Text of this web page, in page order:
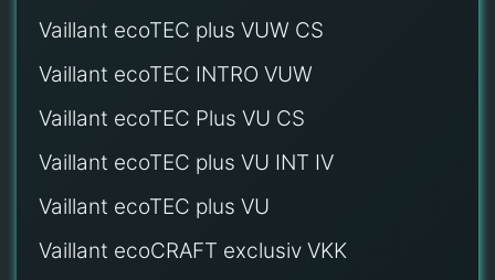
Vaillant ecoTEC plus VUW CS
Vaillant ecoTEC INTRO VUW
Vaillant ecoTEC Plus VU CS
Vaillant ecoTEC plus VU INT IV
Vaillant ecoTEC plus VU
Vaillant ecoCRAFT exclusiv VKK